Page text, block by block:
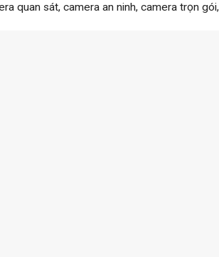
quan sát, camera an ninh, camera trọn